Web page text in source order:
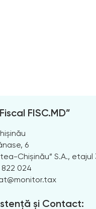
FISC.MD”
6
Chișinău” S.A., etajul
024
și Contact: